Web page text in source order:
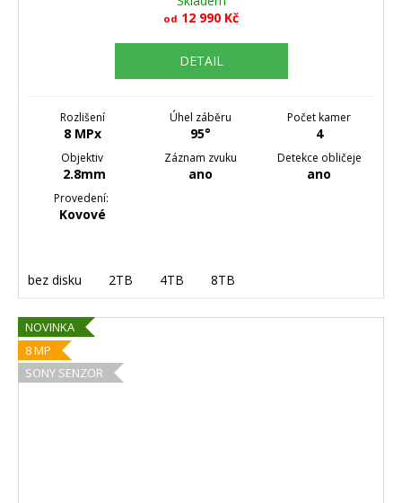
od 12 990 Kč
DETAIL
Rozlišení
8 MPx
Úhel záběru
95°
Počet kamer
4
Objektiv
2.8mm
Záznam zvuku
ano
Detekce obličeje
ano
Provedení:
Kovové
bez disku 2TB 4TB 8TB
NOVINKA
8 MP
SONY SENZOR